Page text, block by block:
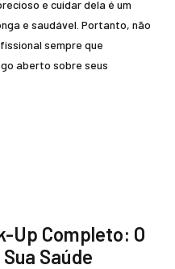
e cuidar dela é um
e saudável. Portanto, não
sempre que
aberto sobre seus
Up Completo: O
Saúde